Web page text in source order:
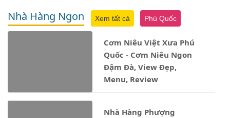
Nhà Hàng Ngon Xem tất cả Phú Quốc
Cơm Niêu Việt Xưa Phú
Quốc - Cơm Niêu Ngon
Đậm Đà, View Đẹp,
Menu, Review
Nhà Hàng Phượng